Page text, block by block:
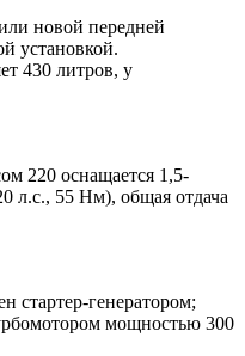
новой передней
установкой.
430 литров, у
220 оснащается 1,5-
л.с., 55 Нм), общая отдача
стартер-генератором;
мощностью 300